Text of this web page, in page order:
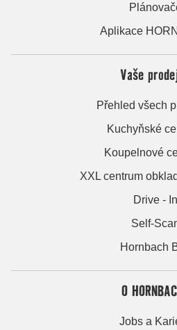
Aplikace
Vaše
Přehled všech
Kuchyňské
Koupelnové
XXL centrum
Drive - In
Self-
Hornbach
O
Jobs a